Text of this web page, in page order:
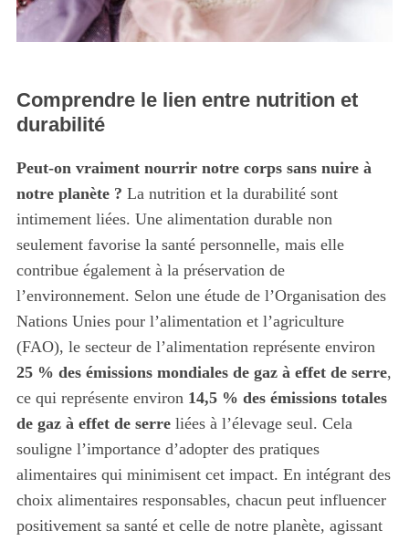
Comprendre le lien entre nutrition et
durabilité
Peut-on vraiment nourrir notre corps sans nuire à
notre planète ? La nutrition et la durabilité sont
intimement liées. Une alimentation durable non
seulement favorise la santé personnelle, mais elle
contribue également à la préservation de
l’environnement. Selon une étude de l’Organisation des
Nations Unies pour l’alimentation et l’agriculture
(FAO), le secteur de l’alimentation représente environ
25 % des émissions mondiales de gaz à effet de serre,
ce qui représente environ 14,5 % des émissions totales
de gaz à effet de serreliées à l’élevage seul. Cela
souligne l’importance d’adopter des pratiques
alimentaires qui minimisent cet impact. En intégrant des
choix alimentaires responsables, chacun peut influencer
positivement sa santé et celle de notre planète, agissant